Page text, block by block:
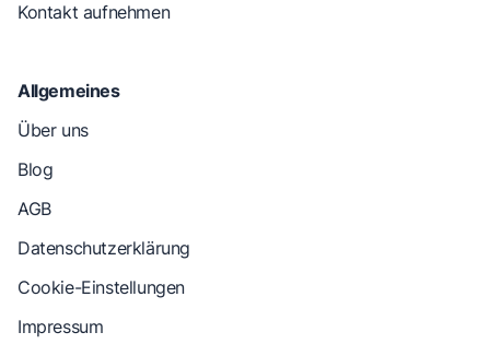
Kontakt aufnehmen
Allgemeines
Über uns
Blog
AGB
Datenschutzerklärung
Cookie-Einstellungen
Impressum